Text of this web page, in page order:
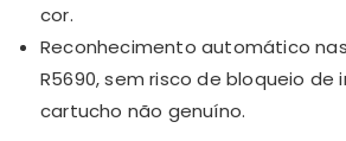
cor.
Reconhecimento automático nas
R5690, sem risco de bloqueio de
cartucho não genuíno.